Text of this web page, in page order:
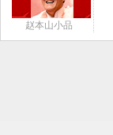
赵本山小品